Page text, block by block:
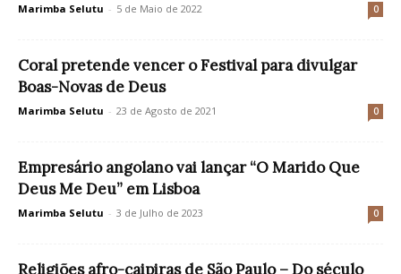
Marimba Selutu - 5 de Maio de 2022 0
Coral pretende vencer o Festival para divulgar
Boas-Novas de Deus
Marimba Selutu - 23 de Agosto de 2021 0
Empresário angolano vai lançar “O Marido Que
Deus Me Deu” em Lisboa
Marimba Selutu - 3 de Julho de 2023 0
Religiões afro-caipiras de São Paulo – Do século